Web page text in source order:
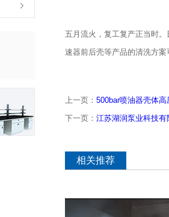
五月流火，复工复产正当时
速器前后壳等产品的清洗方
上一页： 500bar喷油器壳体
下一页： 江苏湖润泵业科技
相关推荐